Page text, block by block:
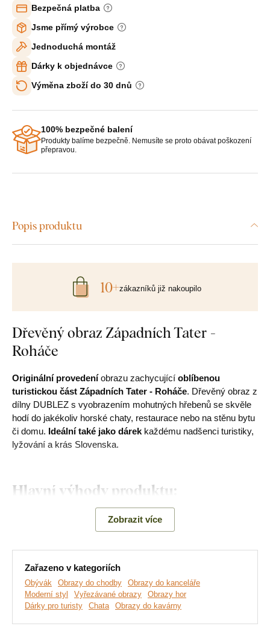
Bezpečná platba
Jsme přímý výrobce
Jednoduchá montáž
Dárky k objednávce
Výměna zboží do 30 dnů
100% bezpečné balení
Produkty balíme bezpečně. Nemusíte se proto obávat poškození
přepravou.
Popis produktu
Dřevěný obraz Západních Tater -
Roháče
Originální provedeníobrazu zachycující oblíbenou
turistickou část Západních Tater - Roháče. Dřevěný obraz z
dílny DUBLEZ s vyobrazením mohutných hřebenů se skvěle
hodí do jakékoliv horské chaty, restaurace nebo na stěnu bytu
či domu. Ideální také jako dárek každému nadšenci turistiky,
lyžování a krás Slovenska.
Hlavní výhody produktu:
Jedinečný design
Originální autorský obraz
3D efekt díky 3 mm silnému materiálu
Na výběr mnoho dekorů a 3 velikosti
Zobrazit více
10+zákazníků již nakoupilo
Zařazeno v kategoriích
Obývák Obrazy do chodby
Obrazy do kanceláře
Moderní styl
Vyřezávané obrazy
Obrazy hor
Dárky pro turisty
Chata Obrazy do kavárny